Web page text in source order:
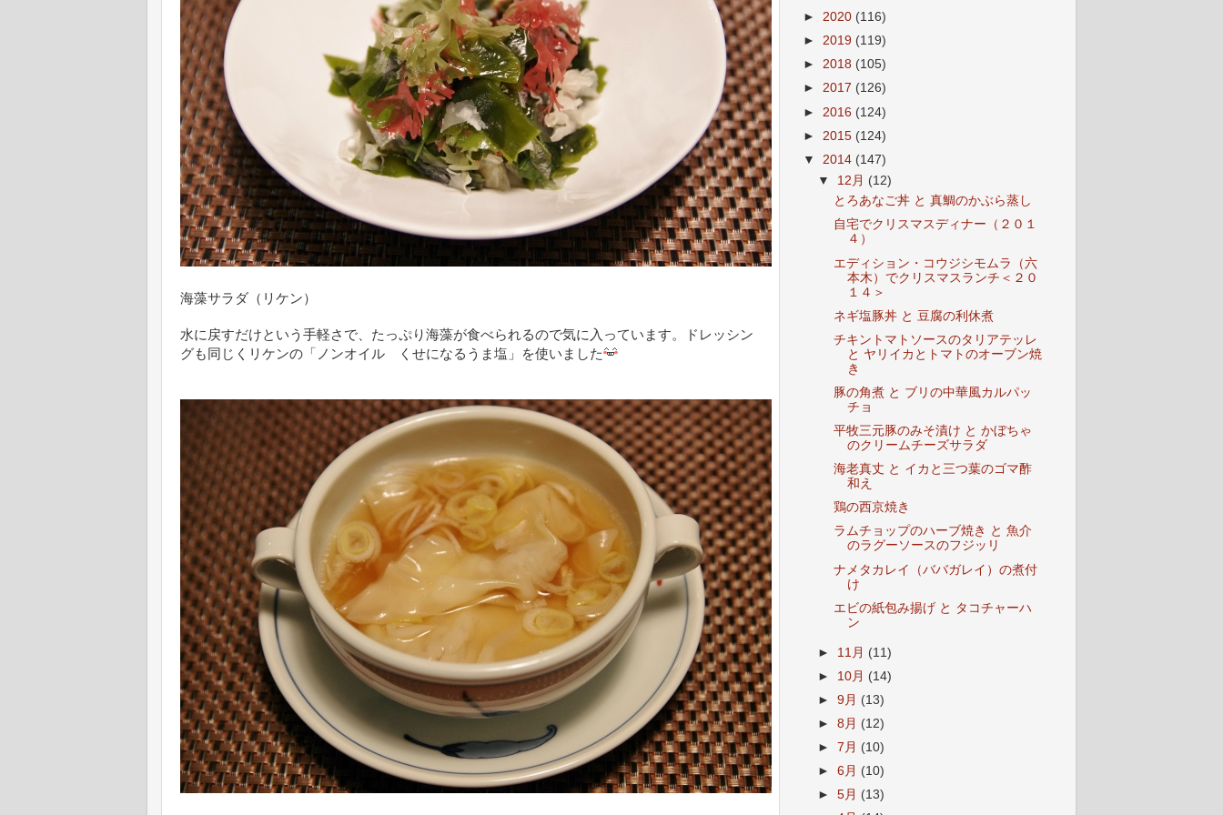
海藻サラダ（リケン）
水に戻すだけという手軽さで、たっぷり海藻が食べられるので気に入っています。ドレッシン
グも同じくリケンの「ノンオイル くせになるうま塩」を使いました
► 2020 (116)
► 2019 (119)
► 2018 (105)
► 2017 (126)
► 2016 (124)
► 2015 (124)
▼ 2014 (147)
▼ 12月 (12)
とろあなご丼 と 真鯛のかぶら蒸し
自宅でクリスマスディナー（２０１
４）
エディション・コウジシモムラ（六
本木）でクリスマスランチ＜２０
１４＞
ネギ塩豚丼 と 豆腐の利休煮
チキントマトソースのタリアテッレ
と ヤリイカとトマトのオーブン焼
き
豚の角煮 と ブリの中華風カルパッ
チョ
平牧三元豚のみそ漬け と かぼちゃ
のクリームチーズサラダ
海老真丈 と イカと三つ葉のゴマ酢
和え
鶏の西京焼き
ラムチョップのハーブ焼き と 魚介
のラグーソースのフジッリ
ナメタカレイ（ババガレイ）の煮付
け
エビの紙包み揚げ と タコチャーハ
ン
► 11月 (11)
► 10月 (14)
►9月 (13)
►8月 (12)
►7月 (10)
►6月 (10)
►5月 (13)